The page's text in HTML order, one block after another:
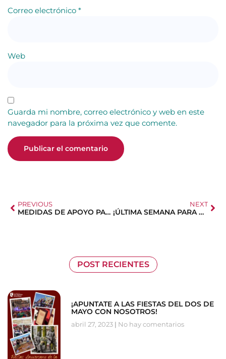
Correo electrónico *
Web
Guarda mi nombre, correo electrónico y web en este
navegador para la próxima vez que comente.
PREVIOUS
MEDIDAS DE APOYO PARA EL EMPLEO
NEXT
¡ÚLTIMA SEMANA PARA APUNTARSE!
POST RECIENTES
¡APUNTATE A LAS FIESTAS DEL DOS DE
MAYO CON NOSOTROS!
abril 27, 2023 No hay comentarios